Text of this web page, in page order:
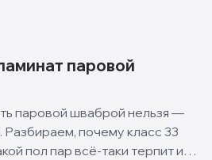
какие решения смотрятся
паровой
паровой шваброй нельзя —
почему класс 33
пол пар всё-таки терпит и